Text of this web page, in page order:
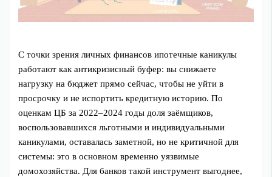
С точки зрения личных финансов ипотечные каникулы
работают как антикризисный буфер: вы снижаете
нагрузку на бюджет прямо сейчас, чтобы не уйти в
просрочку и не испортить кредитную историю. По
оценкам ЦБ за 2022–2024 годы доля заёмщиков,
воспользовавшихся льготными и индивидуальными
каникулами, оставалась заметной, но не критичной для
системы: это в основном временно уязвимые
домохозяйства. Для банков такой инструмент выгоднее,